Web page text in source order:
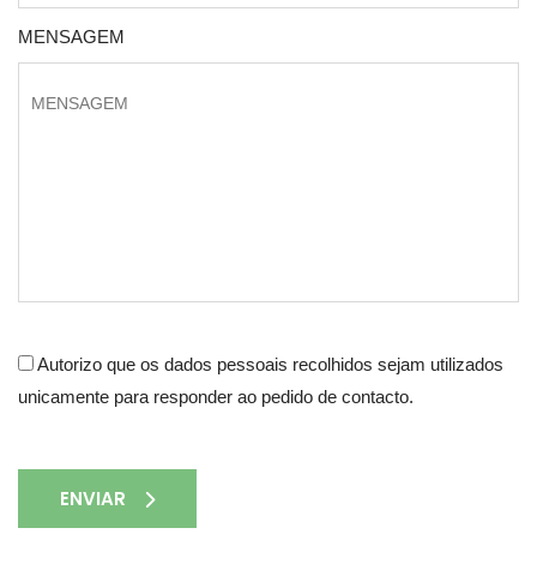
MENSAGEM
Autorizo que os dados pessoais recolhidos sejam utilizados
unicamente para responder ao pedido de contacto.
ENVIAR